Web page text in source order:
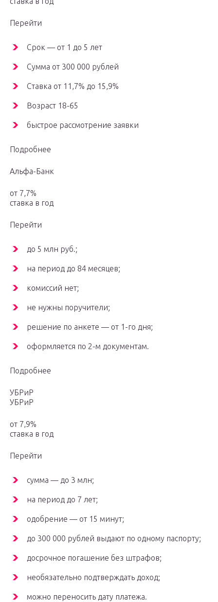
Перейти
Срок — от 1 до 5 лет
Сумма от 300 000 рублей
Ставка от 11,7% до 15,9%
Возраст 18-65
быстрое рассмотрение заявки
Подробнее
Альфа-Банк
от 7,7%
ставка в год
Перейти
до 5 млн руб.;
на период до 84 месяцев;
комиссий нет;
не нужны поручители;
решение по анкете — от 1-го дня;
оформляется по 2-м документам.
Подробнее
УБРиР
УБРиР
от 7,9%
ставка в год
Перейти
сумма — до 3 млн;
на период до 7 лет;
одобрение — от 15 минут;
до 300 000 рублей выдают по одному паспорту;
досрочное погашение без штрафов;
необязательно подтверждать доход;
можно переносить дату платежа.